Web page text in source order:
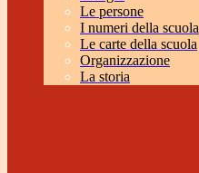
Le persone
I numeri della scuola
Le carte della scuola
Organizzazione
La storia